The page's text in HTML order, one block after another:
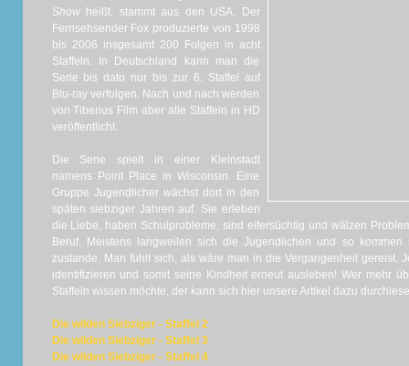
Showheißt, stammt aus den USA. Der
Fernsehsender Fox produzierte von 1998
bis 2006 insgesamt 200 Folgen in acht
Staffeln. In Deutschland kann man die
Serie bis dato nur bis zur 6. Staffel auf
Blu-ray verfolgen. Nach und nach werden
von Tiberius Film aber alle Staffeln in HD
veröffentlicht.
Die Serie spielt in einer Kleinstadt
namens Point Place in Wisconsin. Eine
Gruppe Jugendlicher wächst dort in den
späten siebziger Jahren auf. Sie erleben
die Liebe, haben Schulprobleme, sind eifersüchtig und wälzen
Beruf. Meistens langweilen sich die Jugendlichen und so
zustande. Man fühlt sich, als wäre man in die Vergangenheit gereist.
identifizieren und somit seine Kindheit erneut ausleben! Wer mehr
Staffeln wissen möchte, der kann sich hier unsere Artikel dazu
Die wilden Siebziger - Staffel 2
Die wilden Siebziger - Staffel 3
Die wilden Siebziger - Staffel 4